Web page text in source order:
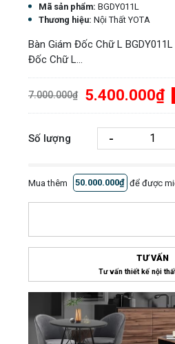
Mã sản phẩm: BGDY011L
Thương hiệu: Nội Thất YOTA
Bàn Giám Đốc Chữ L
Đốc Chữ L...
7.000.000₫ 5.400.000₫
Số lượng -
Mua thêm 50.000.000₫ để được
TƯ VẤN
Tư vấn thiết kế nội